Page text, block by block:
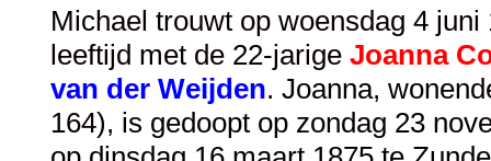
Michael trouwt op woensdag 4
leeftijd met de 22-jarigeJoanna
van der Weijden. Joanna,
164), is gedoopt op zondag 23